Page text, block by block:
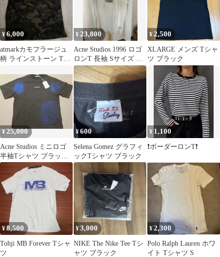
¥6,000
atmarkカモフラージュ
柄 ラインストーン Tシ
¥23,800
Acne Studios 1996 ロゴ
ロンT 長袖 Sサイズ 美
品 人気
¥2,500
XLARGE メンズ Tシャ
ツ ブラック
¥25,000
Acne Studios ミニロゴ
半袖Tシャツ ブラック
M
¥600
Selena Gomez グラフィ
ックTシャツ ブラック
¥ 1,100
❗️ボーダーロンT❗️
¥8,500
Tohji MB Forever Tシャ
ツ
¥3,000
NIKE The Nike Tee Tシ
ャツ ブラック
¥2,300
Polo Ralph Lauren ホワ
イト Tシャツ S